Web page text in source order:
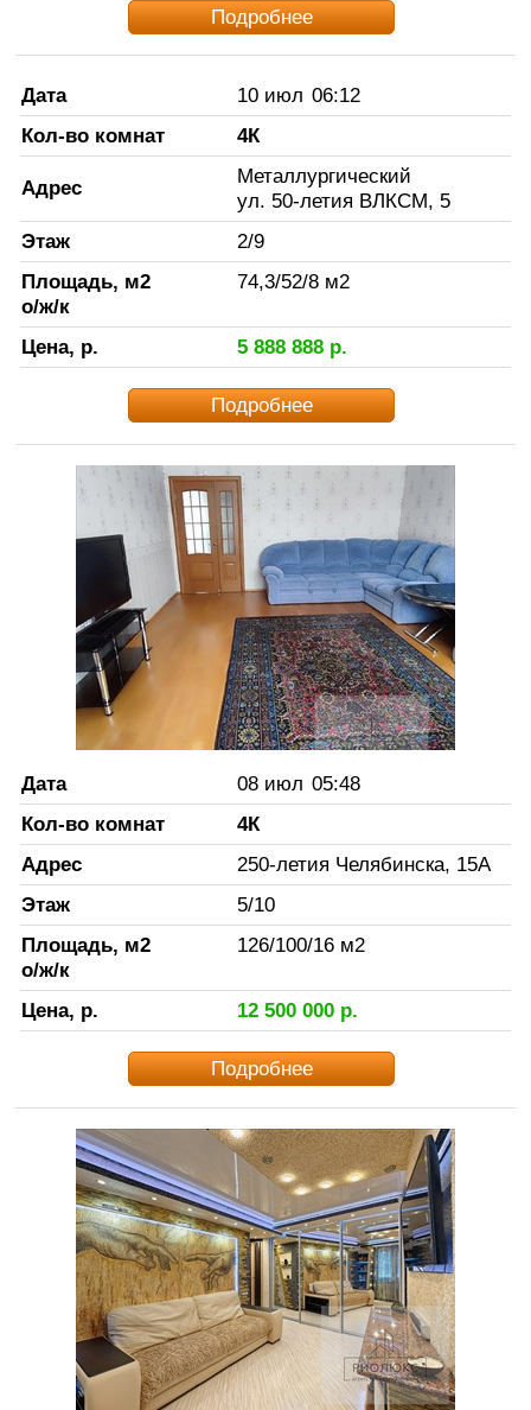
Подробнее
Дата 10 июл 06:12
Кол-во комнат
4К
Адрес
Металлургический
ул. 50-летия ВЛКСМ, 5
Этаж
2/9
Площадь, м2
о/ж/к
74,3/52/8 м2
Цена, р. 5 888 888р.
Подробнее
Дата 08 июл 05:48
Кол-во комнат
4К
Адрес
250-летия Челябинска, 15А
Этаж
5/10
Площадь, м2
о/ж/к
126/100/16 м2
Цена, р. 12 500 000р.
Подробнее